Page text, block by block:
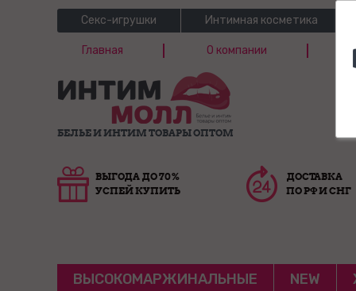
Секс-игрушки Интимная косметика
Главная О компании
БЕЛЬЕ И ИНТИМ ТОВАРЫ ОПТОМ
ВЫГОДА ДО 70%
УСПЕЙ КУПИТЬ
ДОСТАВКА
ПО РФ И СНГ
ВЫСОКОМАРЖИНАЛЬНЫЕ NEW